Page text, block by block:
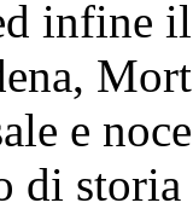
infine
e
di storia